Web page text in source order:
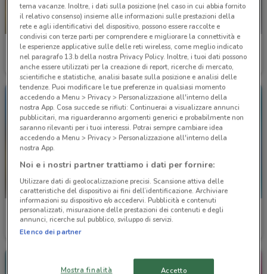
SCADE OGGI
Iperbimbo
Scade oggi 685 m
Parentini
Scade il 22/09
Welcome Travel
Scade il 30/09
Welcome Travel
tema vacanze. Inoltre, i dati sulla posizione (nel caso in cui abbia fornito
il relativo consenso) insieme alle informazioni sulle prestazioni della
rete e agli identificativi del dispositivo, possono essere raccolte e
condivisi con terze parti per comprendere e migliorare la connettività e
le esperienze applicative sulle delle reti wireless, come meglio indicato
nel paragrafo 13.b della nostra Privacy Policy. Inoltre, i tuoi dati possono
anche essere utilizzati per la creazione di report, ricerche di mercato,
scientifiche e statistiche, analisi basate sulla posizione e analisi delle
tendenze. Puoi modificare le tue preferenze in qualsiasi momento
accedendo a Menu > Privacy > Personalizzazione all'interno della
nostra App. Cosa succede se rifiuti: Continuerai a visualizzare annunci
pubblicitari, ma riguarderanno argomenti generici e probabilmente non
saranno rilevanti per i tuoi interessi. Potrai sempre cambiare idea
accedendo a Menu > Privacy > Personalizzazione all'interno della
nostra App.
Noi e i nostri partner trattiamo i dati per fornire:
Utilizzare dati di geolocalizzazione precisi. Scansione attiva delle
caratteristiche del dispositivo ai fini dell’identificazione. Archiviare
informazioni su dispositivo e/o accedervi. Pubblicità e contenuti
personalizzati, misurazione delle prestazioni dei contenuti e degli
annunci, ricerche sul pubblico, sviluppo di servizi.
Elenco dei partner
Mostra finalità Accetto